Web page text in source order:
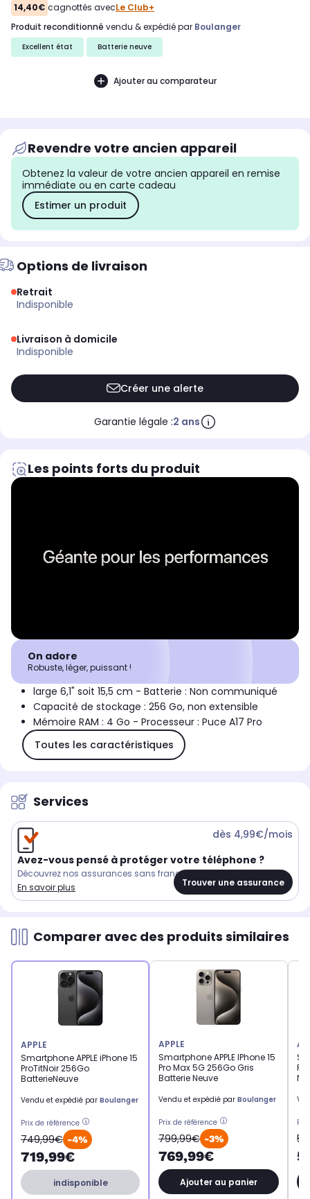
14,40€ cagnottés avecLe Club+
produit reconditionné vendu & expédié par Boulanger
Excellent état Batterie neuve
Ajouter au comparateur
Revendre votre ancien appareil
Obtenez la valeur de votre ancien appareil en remise
immédiate ou en carte cadeau
Estimer un produit
Options de livraison
Retrait
indisponible
Livraison à domicile
indisponible
Créer une alerte
Garantie légale :2 ans
Les points forts du produit
On adore
Robuste, léger, puissant !
large 6,1" soit 15,5 cm - Batterie : Non communiqué
Capacité de stockage : 256 Go, non extensible
Mémoire RAM : 4 Go - Processeur : Puce A17 Pro
Toutes les caractéristiques
Services
Avez-vous pensé à protéger votre téléphone ?
Découvrez nos assurances sans franchise
En savoir plus
dès 4,99€/mois
Trouver une assurance
Comparer avec des produits similaires
APPLE
Smartphone APPLE iPhone 15
ProTitNoir 256Go
BatterieNeuve
Vendu et expédié par Boulanger
Prix de référence
749,99€ -4%
719,99€
indisponible
APPLE
Smartphone APPLE IPhone 15
Pro Max 5G 256Go Gris
Batterie Neuve
Vendu et expédié par Boulanger
Prix de référence
799,99€ -3%
769,99€
Ajouter au panier